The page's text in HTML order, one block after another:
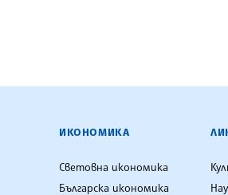
ИКОНОМИКА
Световна икономика
Българска икономика